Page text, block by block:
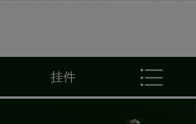
挂件